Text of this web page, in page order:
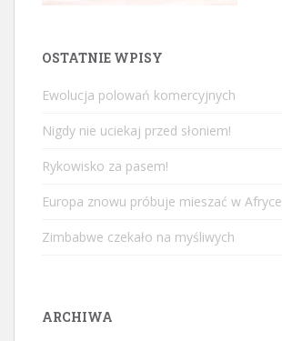
OSTATNIE WPISY
Ewolucja polowań komercyjnych
Nigdy nie uciekaj przed słoniem!
Rykowisko za pasem!
Europa znowu próbuje mieszać w Afryce
Zimbabwe czekało na myśliwych
ARCHIWA